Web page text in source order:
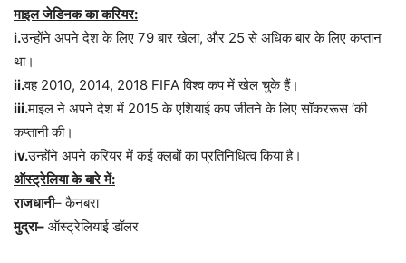
माइल जेडिनक का करियर:
i.उन्होंने अपने देश के लिए 79बार खेला, और 25से अधिक बार के लिए कप्तान
था।
ii.वह2010, 2014, 2018 FIFAविश्व कप में खेल चुके हैं।
iii.माइल ने अपने देश में 2015के एशियाई कप जीतने के लिए सॉकररूस‘की
कप्तानी की।
iv.उन्होंने अपने करियर में कई क्लबों का प्रतिनिधित्व किया है।
ऑस्ट्रेलिया के बारे में:
राजधानी–कैनबरा
मुद्रा– ऑस्ट्रेलियाई डॉलर